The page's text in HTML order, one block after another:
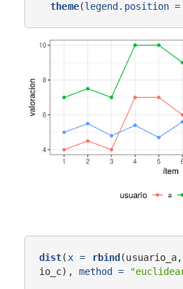
theme(legend.position =
dist(x = rbind
io_c), method =